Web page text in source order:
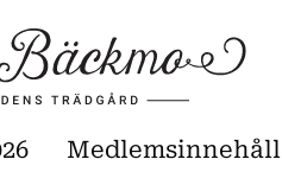
Medlemsinnehåll